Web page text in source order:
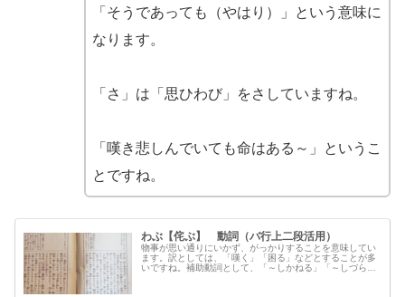
「そうであっても（やはり）」という意味に
なります。
「さ」は「思ひわび」をさしていますね。
「嘆き悲しんでいても命はある～」というこ
とですね。
わぶ【侘ぶ】 動詞（バ行上二段活用）
物事が思い通りにいかず、がっかりすることを意味してい
ます。訳としては、「嘆く」「困る」などとすることが多
いですね。補助動詞として、「～しかねる」「～しづら